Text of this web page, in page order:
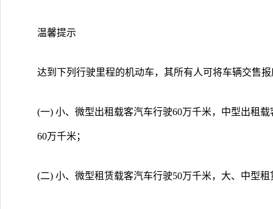
温馨提示
达到下列行驶里程的机动车，其所有人可将车辆交售
(一) 小、微型出租载客汽车行驶60万千米，中型出租
60万千米；
(二) 小、微型租赁载客汽车行驶50万千米，大、中型